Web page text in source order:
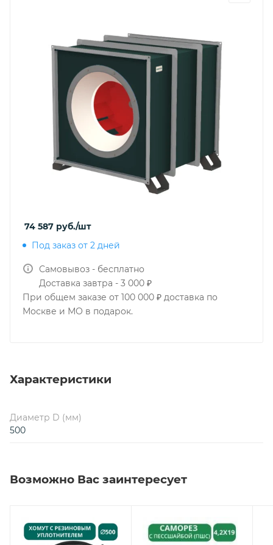
74 587 руб./шт
Под заказ от 2 дней
Самовывоз - бесплатно
Доставка завтра - 3 000 ₽
При общем заказе от 100 000 ₽ доставка по
Москве и МО в подарок.
Характеристики
Диаметр D (мм)
500
Возможно Вас заинтересует